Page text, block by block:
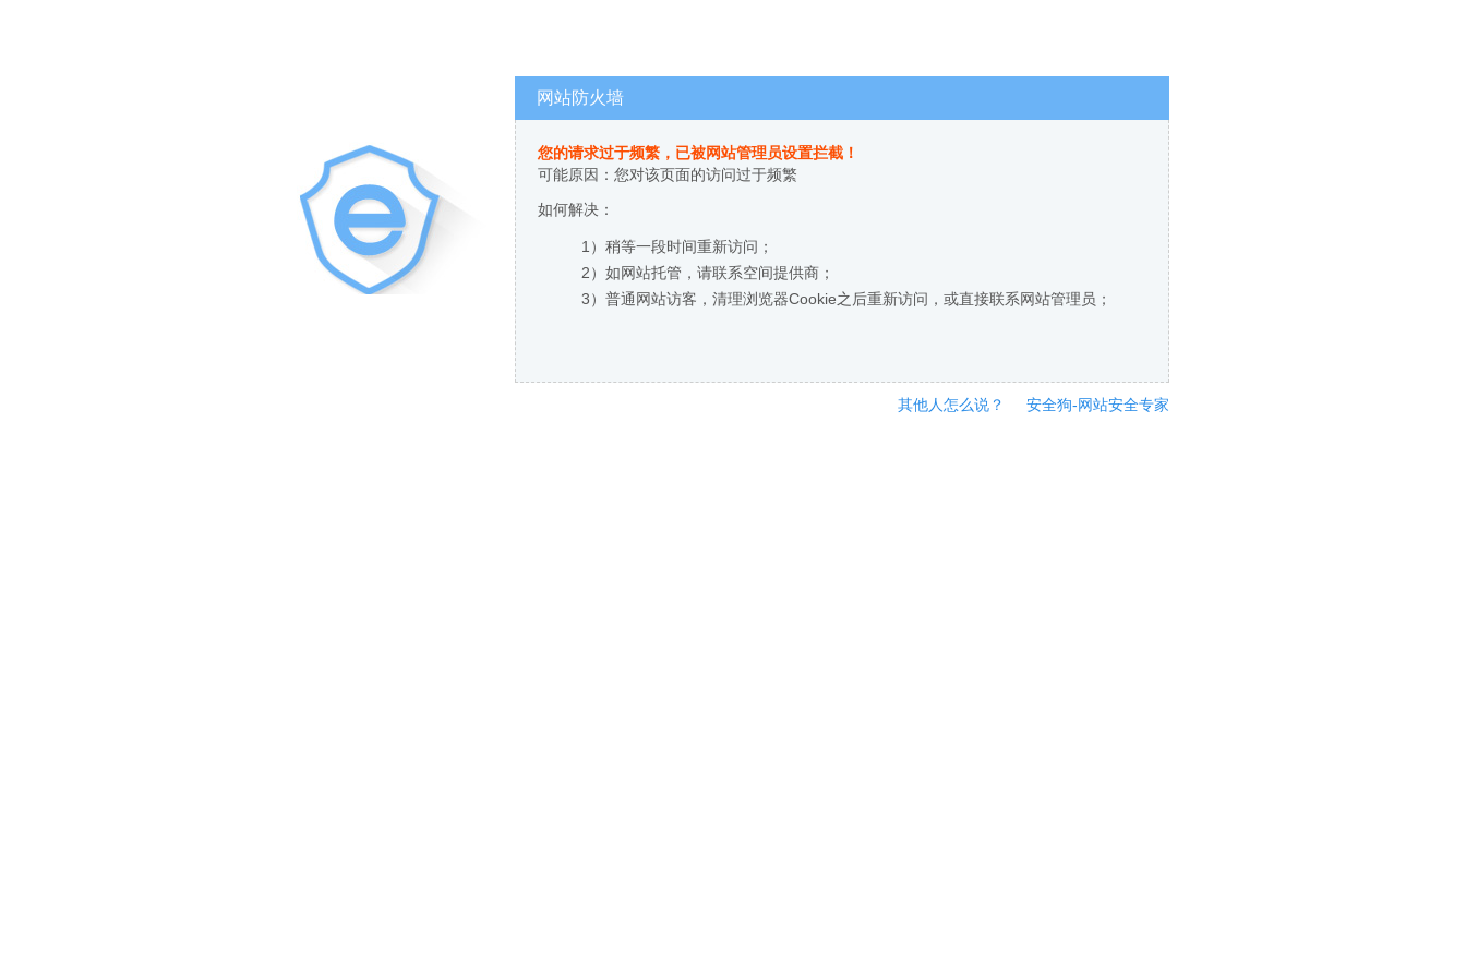
网站防火墙
您的请求过于频繁，已被网站管理员设置拦截！
可能原因：您对该页面的访问过于频繁
如何解决：
1）稍等一段时间重新访问；
2）如网站托管，请联系空间提供商；
3）普通网站访客，清理浏览器Cookie之后重新访问，或直接联系网站管理员；
其他人怎么说？ 安全狗-网站安全专家